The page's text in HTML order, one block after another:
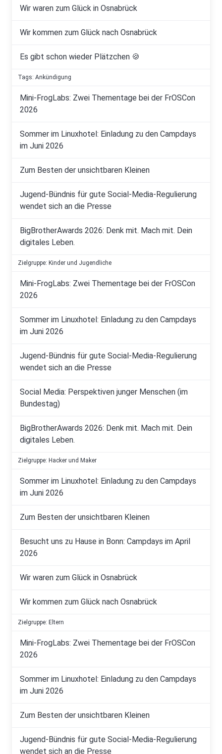
Wir waren zum Glück in Osnabrück
Wir kommen zum Glück nach Osnabrück
Es gibt schon wieder Plätzchen 🍪
Tags: Ankündigung
Mini-FrogLabs: Zwei Thementage bei der FrOSCon
2026
Sommer im Linuxhotel: Einladung zu den Campdays
im Juni 2026
Zum Besten der unsichtbaren Kleinen
Jugend-Bündnis für gute Social-Media-Regulierung
wendet sich an die Presse
BigBrotherAwards 2026: Denk mit. Mach mit. Dein
digitales Leben.
Zielgruppe: Kinder und Jugendliche
Mini-FrogLabs: Zwei Thementage bei der FrOSCon
2026
Sommer im Linuxhotel: Einladung zu den Campdays
im Juni 2026
Jugend-Bündnis für gute Social-Media-Regulierung
wendet sich an die Presse
Social Media: Perspektiven junger Menschen (im
Bundestag)
BigBrotherAwards 2026: Denk mit. Mach mit. Dein
digitales Leben.
Zielgruppe: Hacker und Maker
Sommer im Linuxhotel: Einladung zu den Campdays
im Juni 2026
Zum Besten der unsichtbaren Kleinen
Besucht uns zu Hause in Bonn: Campdays im April
2026
Wir waren zum Glück in Osnabrück
Wir kommen zum Glück nach Osnabrück
Zielgruppe: Eltern
Mini-FrogLabs: Zwei Thementage bei der FrOSCon
2026
Sommer im Linuxhotel: Einladung zu den Campdays
im Juni 2026
Zum Besten der unsichtbaren Kleinen
Jugend-Bündnis für gute Social-Media-Regulierung
wendet sich an die Presse